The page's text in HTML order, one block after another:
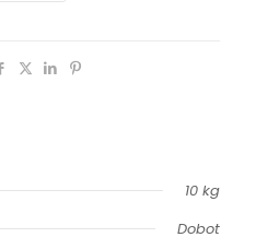
10 kg
Dobot